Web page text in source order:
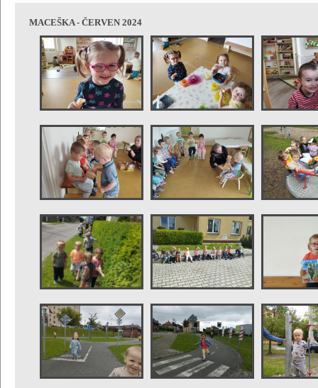
MACEŠKA - ČERVEN 2024